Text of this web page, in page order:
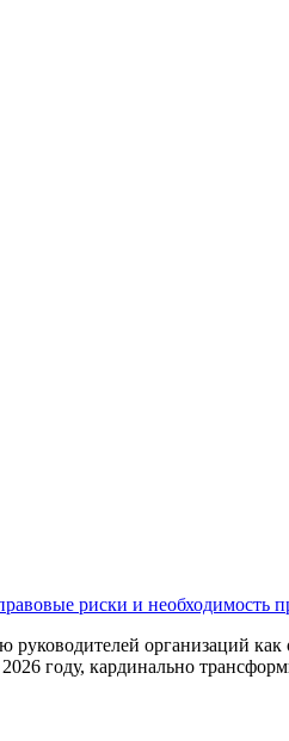
риски и необходимость
руководителей организаций
году, кардинально